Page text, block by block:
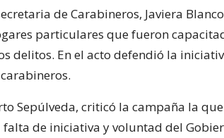
de Carabineros, Javiera
particulares que fueron
delitos. En el acto defendió la
Sepúlveda, criticó la campaña la
falta de iniciativa y voluntad del